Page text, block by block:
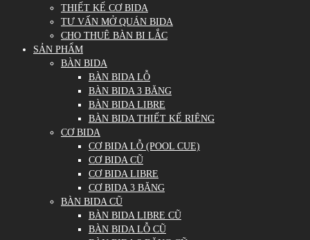
THIẾT KẾ CƠ BIDA
TƯ VẤN MỞ QUÁN BIDA
CHO THUÊ BÀN BI LẮC
SẢN PHẨM
BÀN BIDA
BÀN BIDA LỖ
BÀN BIDA 3 BĂNG
BÀN BIDA LIBRE
BÀN BIDA THIẾT KẾ RIÊNG
CƠ BIDA
CƠ BIDA LỖ (POOL CUE)
CƠ BIDA CŨ
CƠ BIDA LIBRE
CƠ BIDA 3 BĂNG
BÀN BIDA CŨ
BÀN BIDA LIBRE CŨ
BÀN BIDA LỖ CŨ